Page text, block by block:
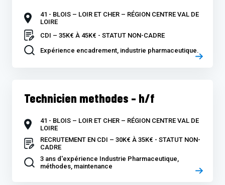
41 - BLOIS – LOIR ET CHER – RÉGION CENTRE VAL DE
LOIRE
CDI – 35K€ À 45K€ - STATUT NON-CADRE
Expérience encadrement, industrie pharmaceutique.
Technicien methodes – h/f
41 - BLOIS – LOIR ET CHER – RÉGION CENTRE VAL DE
LOIRE
RECRUTEMENT EN CDI – 30K€ À 35K€ - STATUT NON-
CADRE
3 ans d'expérience Industrie Pharmaceutique,
méthodes, maintenance